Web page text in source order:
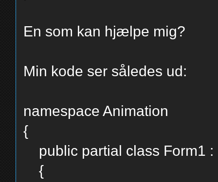
En som kan hjælpe mig?
Min kode ser således ud:
namespace Animation
{
public partial class Form1 :
{